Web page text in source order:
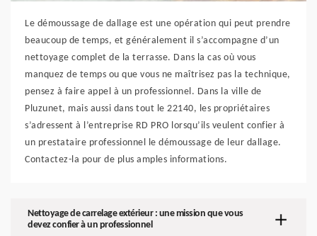
Le démoussage de dallage est une opération qui peut prendre
beaucoup de temps, et généralement il s’accompagne d’un
nettoyage complet de la terrasse. Dans la cas où vous
manquez de temps ou que vous ne maîtrisez pas la technique,
pensez à faire appel à un professionnel. Dans la ville de
Pluzunet, mais aussi dans tout le 22140, les propriétaires
s’adressent à l’entreprise RD PRO lorsqu’ils veulent confier à
un prestataire professionnel le démoussage de leur dallage.
Contactez-la pour de plus amples informations.
Nettoyage de carrelage extérieur : une mission que vous
devez confier à un professionnel